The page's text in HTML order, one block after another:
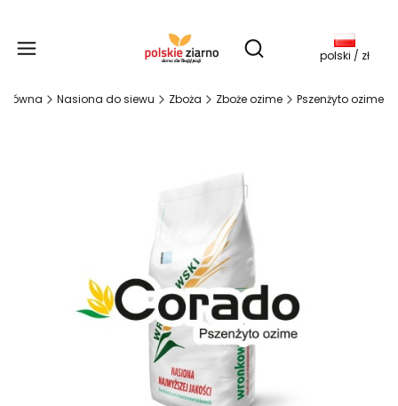
Otwórz wyszukiwarkę
Produkty w
polski / zł
Nasiona do siewu Zboża Zboże ozime Pszenżyto ozime